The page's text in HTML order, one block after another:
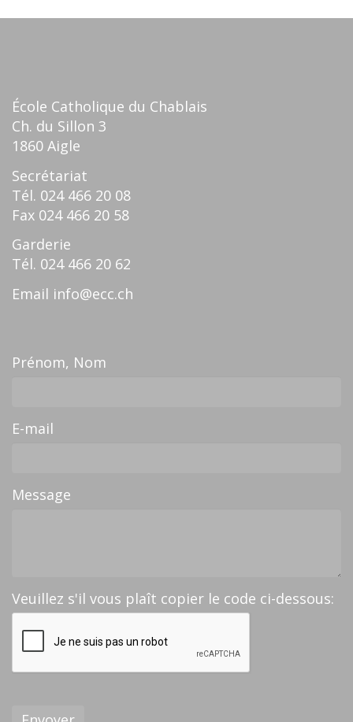
École Catholique du Chablais
Ch. du Sillon 3
1860 Aigle
Secrétariat
Tél. 024 466 20 08
Fax 024 466 20 58
Garderie
Tél. 024 466 20 62
Email info@ecc.ch
Prénom, Nom
E-mail
Message
Veuillez s'il vous plaît copier le code ci-dessous: